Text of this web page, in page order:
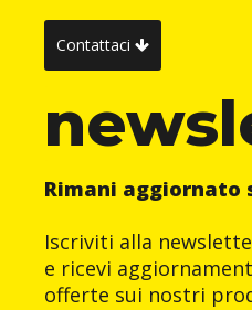
Contattaci
Rimani aggiornato
Iscriviti alla
e ricevi
offerte sui nostri